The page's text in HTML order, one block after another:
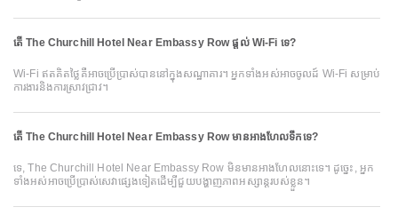
តើ The Churchill Hotel Near Embassy Row ផ្តល់ Wi-Fi ទេ?
Wi-Fi ឥតគិតថ្លៃគឺអាចប្រើប្រាស់បាននៅក្នុងសណ្ឋាគារ។ អ្នកទាំងអស់អាចចូលដ៍ Wi-Fi សម្រាប់
ការងារនិងការស្រាវជ្រាវ។
តើ The Churchill Hotel Near Embassy Row មានអាងហែលទឹកទេ?
ទេ, The Churchill Hotel Near Embassy Row មិនមានអាងហែលនោះទេ។ ដូច្នេះ, អ្នក
ទាំងអស់អាចប្រើប្រាស់សេវាផ្សេងទៀតដើម្បីជួយបង្ហាញភាពអស្សាន្ដរបស់ខ្លួន។